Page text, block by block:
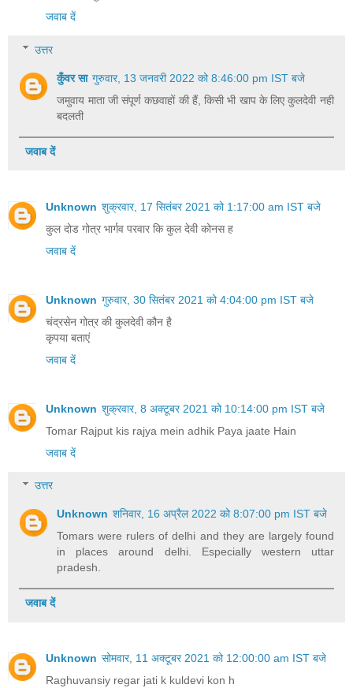
जवाब दें
उत्तर
कुँवर सा गुरुवार, 13 जनवरी 2022 को 8:46:00 pm IST बजे
जमुवाय माता जी संपूर्ण कछवाहों की हैं, किसी भी खाप के लिए कुलदेवी नही
बदलती
जवाब दें
Unknown शुक्रवार, 17 सितंबर 2021 को 1:17:00 am IST बजे
कुल दोड गोत्र भार्गव परवार कि कुल देवी कोनस ह
जवाब दें
Unknown गुरुवार, 30 सितंबर 2021 को 4:04:00 pm IST बजे
चंद्रसेन गोत्र की कुलदेवी कौन है
कृपया बताएं
जवाब दें
Unknown शुक्रवार, 8 अक्टूबर 2021 को 10:14:00 pm IST बजे
Tomar Rajput kis rajya mein adhik Paya jaate Hain
जवाब दें
उत्तर
Unknown शनिवार, 16 अप्रैल 2022 को 8:07:00 pm IST बजे
Tomars were rulers of delhi and they are largely found
in places around delhi. Especially western uttar
pradesh.
जवाब दें
Unknown सोमवार, 11 अक्टूबर 2021 को 12:00:00 am IST बजे
Raghuvansiy regar jati k kuldevi kon h